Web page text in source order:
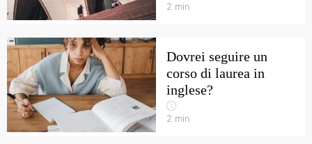
2 min
Dovrei seguire un
corso di laurea in
inglese?
2 min